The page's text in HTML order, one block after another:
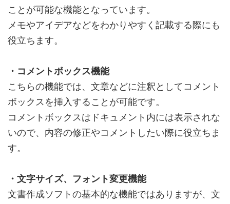
ことが可能な機能となっています。
メモやアイデアなどをわかりやすく記載する際にも
役立ちます。
・コメントボックス機能
こちらの機能では、文章などに注釈としてコメント
ボックスを挿入することが可能です。
コメントボックスはドキュメント内には表示されな
いので、内容の修正やコメントしたい際に役立ちま
す。
・文字サイズ、フォント変更機能
文書作成ソフトの基本的な機能ではありますが、文